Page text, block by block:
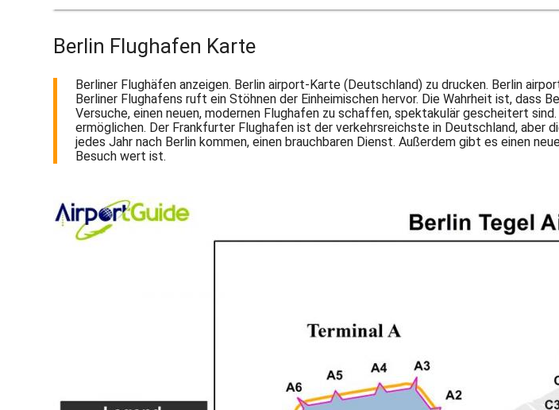
Berlin Flughafen Karte
Berliner Flughäfen anzeigen. Berlin airport-Karte (Deutschland) zu drucken. Berlin
Berliner Flughafens ruft ein Stöhnen der Einheimischen hervor. Die Wahrheit ist, dass
Versuche, einen neuen, modernen Flughafen zu schaffen, spektakulär gescheitert
ermöglichen. Der Frankfurter Flughafen ist der verkehrsreichste in Deutschland, aber
jedes Jahr nach Berlin kommen, einen brauchbaren Dienst. Außerdem gibt es einen
Besuch wert ist.